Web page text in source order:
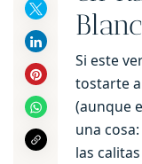
Si este
tostarte
(aunque
una
las